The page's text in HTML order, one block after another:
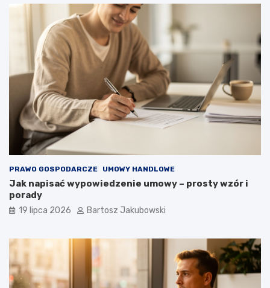
PRAWO GOSPODARCZE UMOWY HANDLOWE
Jak napisać wypowiedzenie umowy – prosty wzór i
porady
19 lipca 2026 Bartosz Jakubowski